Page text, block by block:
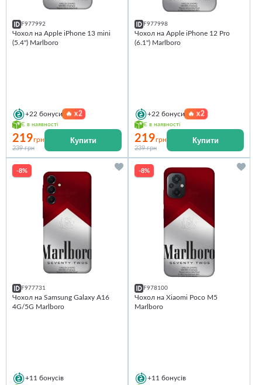
F977992
Чохол на Apple iPhone 13 mini
(5.4") Marlboro
+22 бонуси 🔥x2
Є в наявності
219грн
239 грн
Купити
F977998
Чохол на Apple iPhone 12 Pro
(6.1") Marlboro
+22 бонуси 🔥x2
Є в наявності
219грн
239 грн
Купити
-8%
F977731
Чохол на Samsung Galaxy A16
4G/5G Marlboro
+11 бонусів
-8%
F978100
Чохол на Xiaomi Poco M5
Marlboro
+11 бонусів